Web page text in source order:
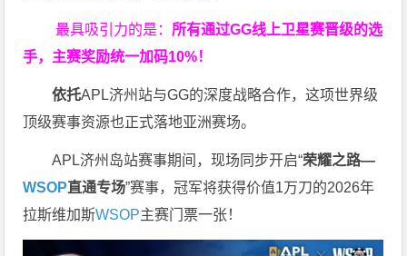
最具吸引力的是： 所有通过GG线上卫星赛晋级的选
手，主赛奖励统一加码10%！
依托APL济州站与GG的深度战略合作，这项世界级
顶级赛事资源也正式落地亚洲赛场。
APL济州岛站赛事期间，现场同步开启“荣耀之路—
WSOP直通专场”赛事，冠军将获得价值1万刀的2026年
拉斯维加斯WSOP主赛门票一张！